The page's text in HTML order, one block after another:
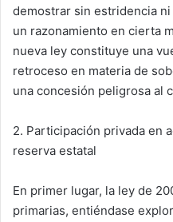
demostrar sin estridencia
un razonamiento en cierta
nueva ley constituye una
retroceso en materia de
una concesión peligrosa al
2. Participación privada en
reserva estatal
En primer lugar, la ley de
primarias, entiéndase